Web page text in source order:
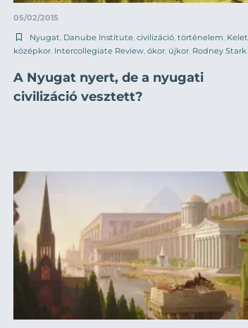
05/02/2015
Nyugat Danube Institute civilizáció történelem Kelet
középkor Intercollegiate Review ókor újkor Rodney Stark
A Nyugat nyert, de a nyugati
civilizáció vesztett?